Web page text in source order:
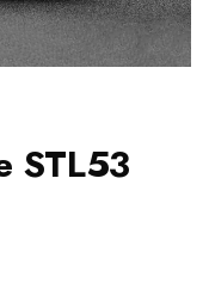
STL53